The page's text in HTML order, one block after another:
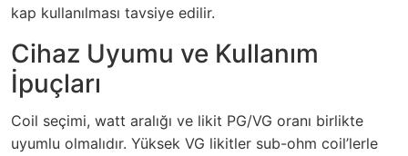
kap kullanılması tavsiye edilir.
Cihaz Uyumu ve Kullanım
İpuçları
Coil seçimi, watt aralığı ve likit PG/VG oranı birlikte
uyumlu olmalıdır. Yüksek VG likitler sub-ohm coil’lerle